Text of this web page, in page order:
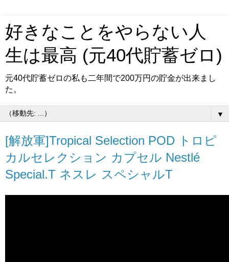
好きなことをやらない人
生は最高 (元40代貯蓄ゼロ)
元40代貯蓄ゼロの私も二年間で200万円の貯金が出来まし
た。
▼
[解放軍]Tropical Selection POD トロピ
カルセレクション カプセル Nestlé
Special.T ネスレ スペシャルT